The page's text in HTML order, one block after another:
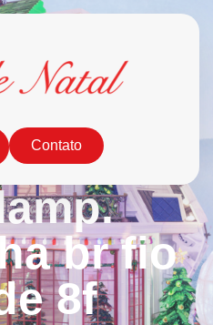
Contato
br fio
8f